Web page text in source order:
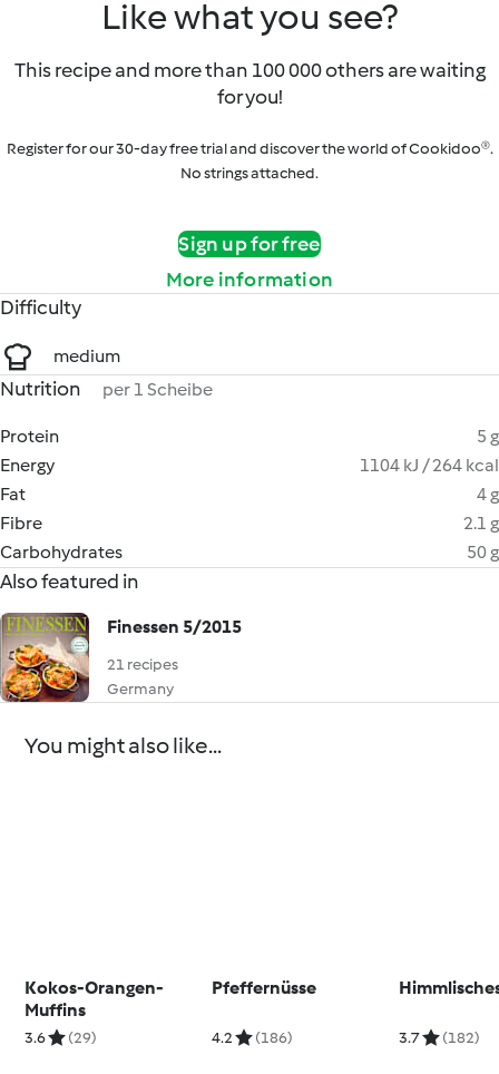
Like what you see?
This recipe and more than 100 000 others are waiting
for you!
Register for our 30-day free trial and discover the world of Cookidoo®.
No strings attached.
Sign up for free
More information
Difficulty
medium
Nutrition per 1 Scheibe
Protein
5 g
Energy
1104 kJ / 264 kcal
Fat
4 g
Fibre
2.1 g
Carbohydrates
50 g
Also featured in
Finessen 5/2015
21 recipes
Germany
You might also like...
Kokos-Orangen-
Muffins
3.6 (29)
Pfeffernüsse
4.2 (186) 3.7 (182)